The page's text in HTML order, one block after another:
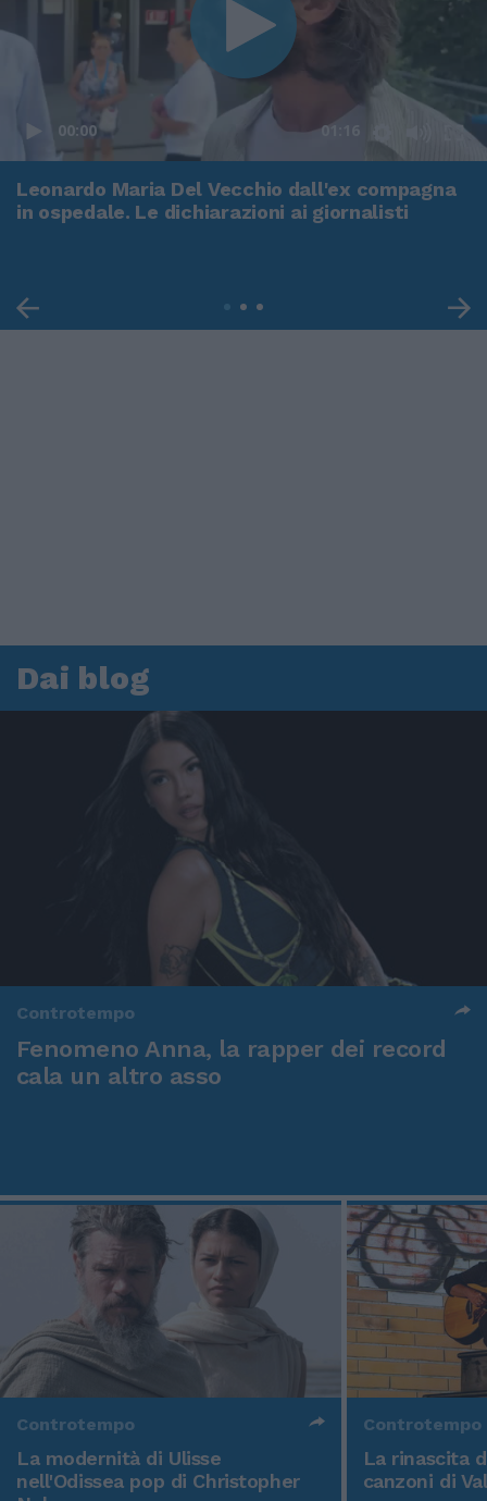
00:00 01:16
Leonardo Maria Del Vecchio dall'ex compagna
in ospedale. Le dichiarazioni ai giornalisti
Dai blog
Controtempo
Fenomeno Anna, la rapper dei record
cala un altro asso
Controtempo
La modernità di Ulisse
nell'Odissea pop di Christopher
Controtempo
La rinascita
canzoni di